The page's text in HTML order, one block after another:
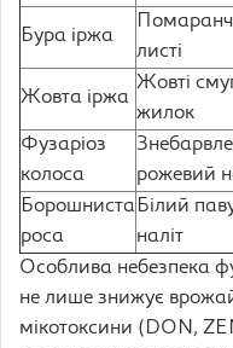
Бура іржа
листі
Жовта іржа
Жовті
жилок
Фузаріоз
колоса
рожевий
Борошниста
роса
Білий
наліт
Особлива небезпека
не лише знижує
мікотоксини (DON,